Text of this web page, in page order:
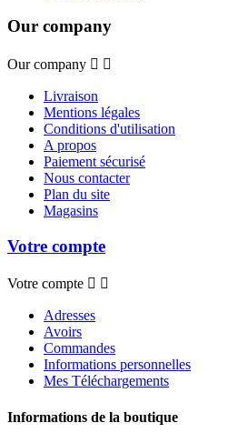
Our company
Our company  
Livraison
Mentions légales
Conditions d'utilisation
A propos
Paiement sécurisé
Nous contacter
Plan du site
Magasins
Votre compte
Votre compte  
Adresses
Avoirs
Commandes
Informations personnelles
Mes Téléchargements
Informations de la boutique